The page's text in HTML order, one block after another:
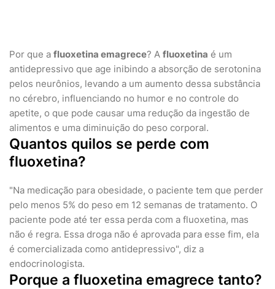
Por que a fluoxetina emagrece? A fluoxetina é um
antidepressivo que age inibindo a absorção de serotonina
pelos neurônios, levando a um aumento dessa substância
no cérebro, influenciando no humor e no controle do
apetite, o que pode causar uma redução da ingestão de
alimentos e uma diminuição do peso corporal.
Quantos quilos se perde com
fluoxetina?
"Na medicação para obesidade, o paciente tem que perder
pelo menos 5% do peso em 12 semanas de tratamento. O
paciente pode até ter essa perda com a fluoxetina, mas
não é regra. Essa droga não é aprovada para esse fim, ela
é comercializada como antidepressivo", diz a
endocrinologista.
Porque a fluoxetina emagrece tanto?